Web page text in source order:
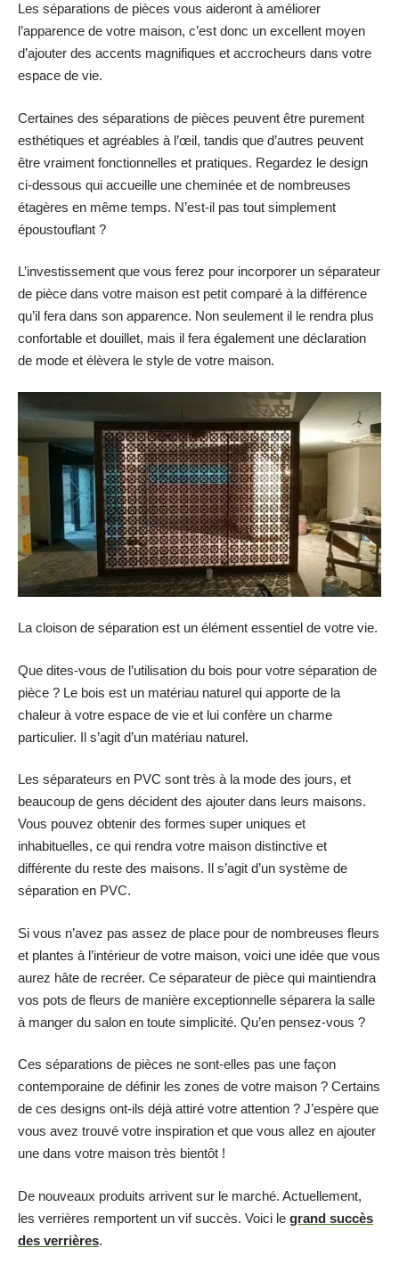
Les séparations de pièces vous aideront à améliorer
l’apparence de votre maison, c’est donc un excellent moyen
d’ajouter des accents magnifiques et accrocheurs dans votre
espace de vie.
Certaines des séparations de pièces peuvent être purement
esthétiques et agréables à l’œil, tandis que d’autres peuvent
être vraiment fonctionnelles et pratiques. Regardez le design
ci-dessous qui accueille une cheminée et de nombreuses
étagères en même temps. N’est-il pas tout simplement
époustouflant ?
L’investissement que vous ferez pour incorporer un séparateur
de pièce dans votre maison est petit comparé à la différence
qu’il fera dans son apparence. Non seulement il le rendra plus
confortable et douillet, mais il fera également une déclaration
de mode et élèvera le style de votre maison.
La cloison de séparation est un élément essentiel de votre vie.
Que dites-vous de l’utilisation du bois pour votre séparation de
pièce ? Le bois est un matériau naturel qui apporte de la
chaleur à votre espace de vie et lui confère un charme
particulier. Il s’agit d’un matériau naturel.
Les séparateurs en PVC sont très à la mode des jours, et
beaucoup de gens décident des ajouter dans leurs maisons.
Vous pouvez obtenir des formes super uniques et
inhabituelles, ce qui rendra votre maison distinctive et
différente du reste des maisons. Il s’agit d’un système de
séparation en PVC.
Si vous n’avez pas assez de place pour de nombreuses fleurs
et plantes à l’intérieur de votre maison, voici une idée que vous
aurez hâte de recréer. Ce séparateur de pièce qui maintiendra
vos pots de fleurs de manière exceptionnelle séparera la salle
à manger du salon en toute simplicité. Qu’en pensez-vous ?
Ces séparations de pièces ne sont-elles pas une façon
contemporaine de définir les zones de votre maison ? Certains
de ces designs ont-ils déjà attiré votre attention ? J’espère que
vous avez trouvé votre inspiration et que vous allez en ajouter
une dans votre maison très bientôt !
De nouveaux produits arrivent sur le marché. Actuellement,
les verrières remportent un vif succès. Voici le grand succès
des verrières.